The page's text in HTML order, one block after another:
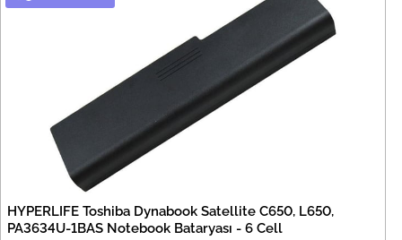
HYPERLIFE Toshiba Dynabook Satellite C650, L650,
PA3634U-1BAS Notebook Bataryası - 6 Cell